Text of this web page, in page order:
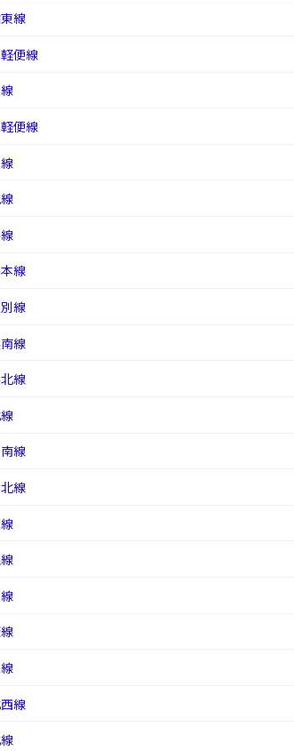
線
軽便線
便線
線
線
線
線
線
線
線